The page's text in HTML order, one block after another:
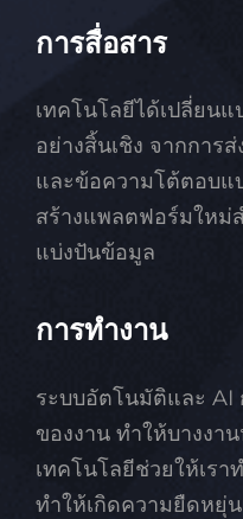
การสื่อสาร
เทคโนโลยีได้เปลี่ยนแ
อย่างสิ้นเชิง จากการ
และข้อความโต้ตอบแ
สร้างแพลตฟอร์มใหม่
แบ่งปันข้อมูล
การทำงาน
ระบบอัตโนมัติและ AI
ของงาน ทำให้บางงา
เทคโนโลยีช่วยให้เรา
ทำให้เกิดความยืดหยุ่